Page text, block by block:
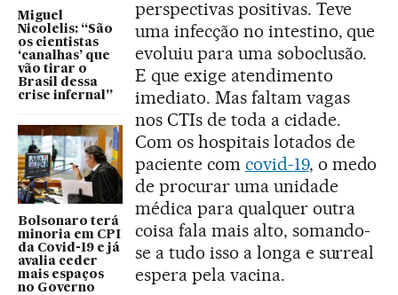
Miguel
Nicolelis: “São
os cientistas
‘canalhas’ que
vão tirar o
Brasil dessa
crise infernal”
Bolsonaro terá
minoria em CPI
da Covid-19 e já
avalia ceder
mais espaços
no Governo
perspectivas positivas. Teve
uma infecção no intestino, que
evoluiu para uma soboclusão.
E que exige atendimento
imediato. Mas faltam vagas
nos CTIs de toda a cidade.
Com os hospitais lotados de
paciente com covid-19, o medo
de procurar uma unidade
médica para qualquer outra
coisa fala mais alto, somando-
se a tudo isso a longa e surreal
espera pela vacina.